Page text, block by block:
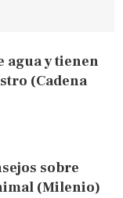
agua y tienen
(Cadena
sobre
(Milenio)